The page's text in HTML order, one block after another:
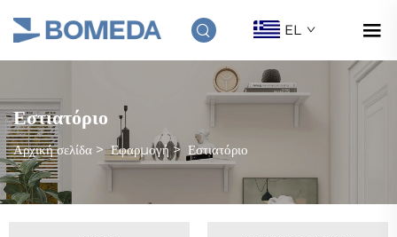
EL
Εστιατόριο
Αρχική σελίδα >Εφαρμογή > Εστιατόριο